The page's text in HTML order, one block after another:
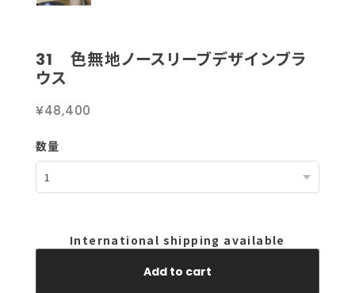
31 色無地ノースリーブデザインブラ
ウス
¥48,400
数量
International shipping available
Add to cart